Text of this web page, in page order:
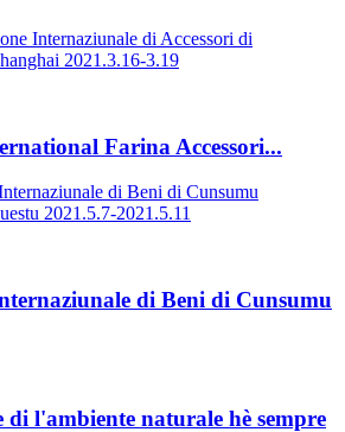
Farina Accessori...
di Beni di Cunsumu
di l'ambiente naturale hè sempre